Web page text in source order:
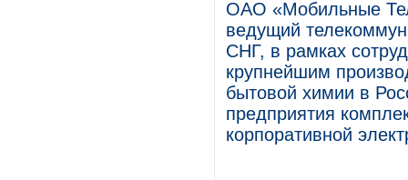
ОАО «Мобильные
ведущий
СНГ, в рамках
крупнейшим
бытовой химии в
предприятия
корпоративной